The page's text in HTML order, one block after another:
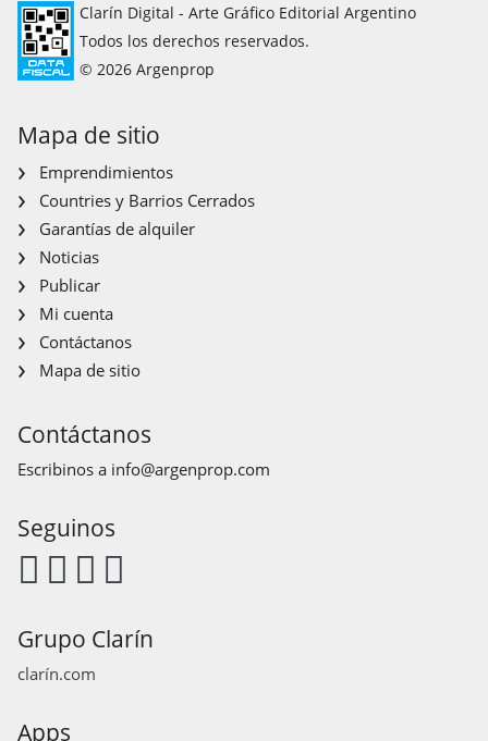
Clarín Digital - Arte Gráfico Editorial Argentino
Todos los derechos reservados.
© 2026 Argenprop
Mapa de sitio
Emprendimientos
Countries y Barrios Cerrados
Garantías de alquiler
Noticias
Publicar
Mi cuenta
Contáctanos
Mapa de sitio
Contáctanos
Escribinos a info@argenprop.com
Seguinos
Grupo Clarín
clarín.com
Apps